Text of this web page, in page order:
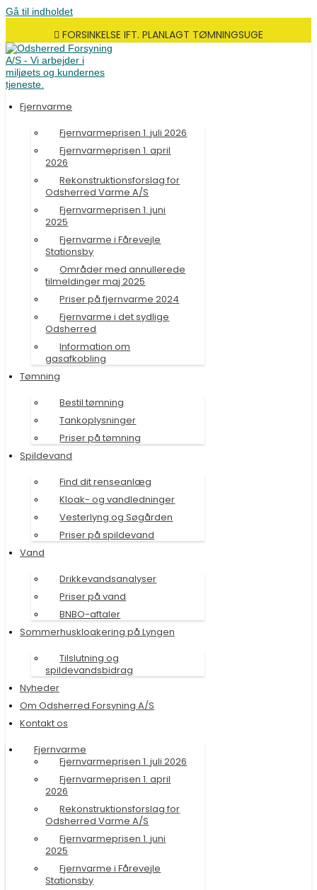
Gå til indholdet
FORSINKELSE IFT. PLANLAGT TØMNINGSUGE
Fjernvarme
Fjernvarmeprisen 1. juli 2026
Fjernvarmeprisen 1. april
2026
Rekonstruktionsforslag for
Odsherred Varme A/S
Fjernvarmeprisen 1. juni
2025
Fjernvarme i Fårevejle
Stationsby
Områder med annullerede
tilmeldinger maj 2025
Priser på fjernvarme 2024
Fjernvarme i det sydlige
Odsherred
Information om
gasafkobling
Tømning
Bestil tømning
Tankoplysninger
Priser på tømning
Spildevand
Find dit renseanlæg
Kloak- og vandledninger
Vesterlyng og Søgården
Priser på spildevand
Vand
Drikkevandsanalyser
Priser på vand
BNBO-aftaler
Sommerhuskloakering på Lyngen
Tilslutning og
spildevandsbidrag
Nyheder
Om Odsherred Forsyning A/S
Kontakt os
Fjernvarme
Fjernvarmeprisen 1. juli 2026
Fjernvarmeprisen 1. april
2026
Rekonstruktionsforslag for
Odsherred Varme A/S
Fjernvarmeprisen 1. juni
2025
Fjernvarme i Fårevejle
Stationsby